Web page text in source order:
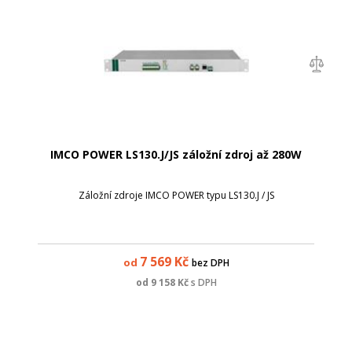
IMCO POWER LS130.J/JS záložní zdroj až 280W
Záložní zdroje IMCO POWER typu LS130.J / JS
od 7 569Kč bez DPH
od 9 158Kč s DPH